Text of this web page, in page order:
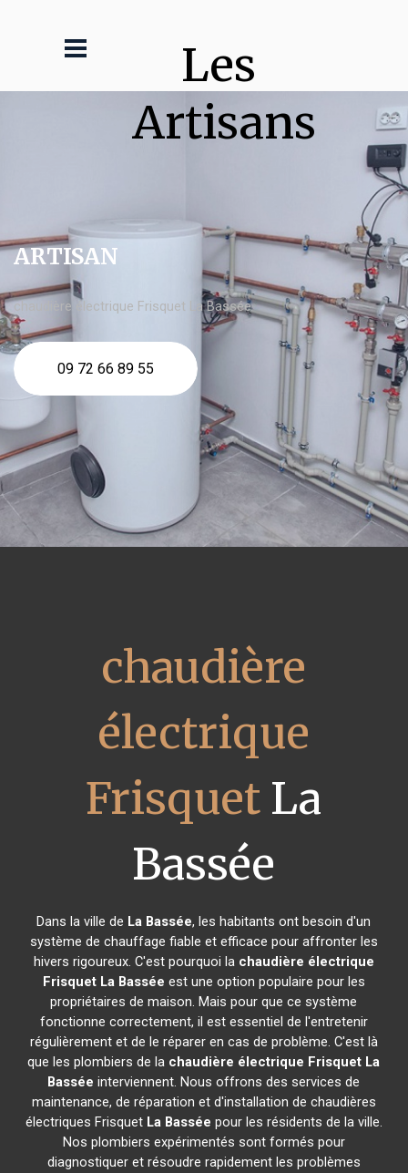
Les
Artisans
ARTISAN
chaudière électrique Frisquet La Bassée
09 72 66 89 55
chaudière
électrique
Frisquet La
Bassée
Dans la ville de La Bassée, les habitants ont besoin d'un
système de chauffage fiable et efficace pour affronter les
hivers rigoureux. C'est pourquoi la chaudière électrique
Frisquet La Bassée est une option populaire pour les
propriétaires de maison. Mais pour que ce système
fonctionne correctement, il est essentiel de l'entretenir
régulièrement et de le réparer en cas de problème. C'est là
que les plombiers de la chaudière électrique Frisquet La
Bassée interviennent. Nous offrons des services de
maintenance, de réparation et d'installation de chaudières
électriques Frisquet La Bassée pour les résidents de la ville.
Nos plombiers expérimentés sont formés pour
diagnostiquer et résoudre rapidement les problèmes